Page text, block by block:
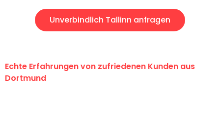
Unverbindlich Tallinn anfragen
Echte Erfahrungen von zufriedenen Kunden aus
Dortmund